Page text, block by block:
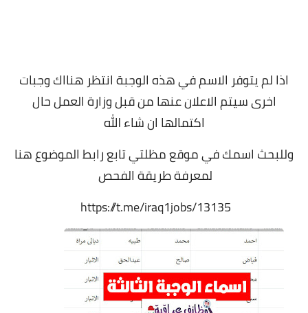
اذا لم يتوفر الاسم في هذه الوجبة انتظر هنااك وجبات
اخرى سيتم الاعلان عنها من قبل وزارة العمل حال
اكتمالها ان شاء الله
وللبحث اسمك في موقع مظلتي تابع رابط الموضوع هنا
لمعرفة طريقة الفحص
https://t.me/iraq1jobs/13135